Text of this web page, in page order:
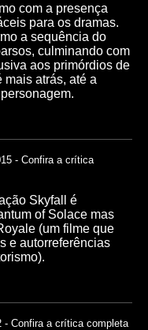
com a presença
para os dramas.
a sequência do
culminando com
aos primórdios de
mais atrás, até a
- Confira a crítica
Skyfall é
of Solace mas
(um filme que
e autorreferências
- Confira a crítica completa